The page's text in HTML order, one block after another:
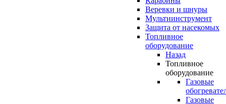
Веревки и шнуры
Мультиинструмент
Защита от насекомых
Топливное
оборудование
Назад
Топливное
оборудование
Газовые
Газовые